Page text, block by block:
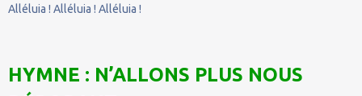
Alléluia ! Alléluia ! Alléluia !
HYMNE : N’ALLONS PLUS NOUS